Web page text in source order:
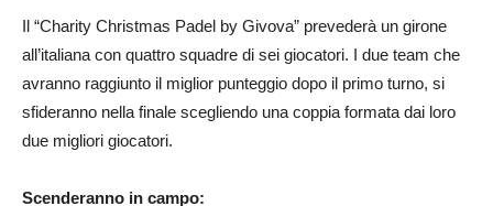
Il “Charity Christmas Padel by Givova” prevederà un girone
all’italiana con quattro squadre di sei giocatori. I due team che
avranno raggiunto il miglior punteggio dopo il primo turno, si
sfideranno nella finale scegliendo una coppia formata dai loro
due migliori giocatori.
Scenderanno in campo: